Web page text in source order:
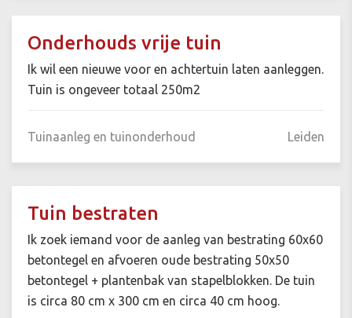
Onderhouds vrije tuin
Ik wil een nieuwe voor en achtertuin laten aanleggen.
Tuin is ongeveer totaal 250m2
Tuinaanleg en tuinonderhoud Leiden
Tuin bestraten
Ik zoek iemand voor de aanleg van bestrating 60x60
betontegel en afvoeren oude bestrating 50x50
betontegel + plantenbak van stapelblokken. De tuin
is circa 80 cm x 300 cm en circa 40 cm hoog.